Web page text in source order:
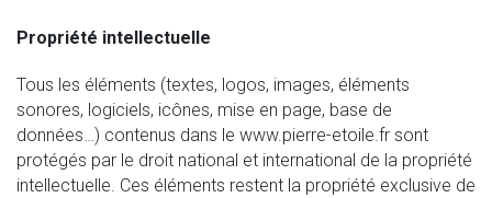
Propriété intellectuelle
Tous les éléments (textes, logos, images, éléments
sonores, logiciels, icônes, mise en page, base de
données…) contenus dans le www.pierre-etoile.fr sont
protégés par le droit national et international de la propriété
intellectuelle. Ces éléments restent la propriété exclusive de